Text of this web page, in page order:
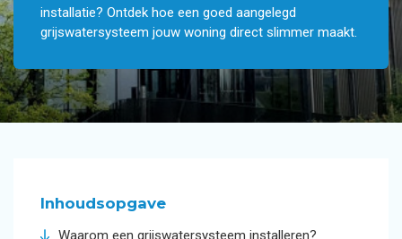
installatie? Ontdek hoe een goed aangelegd
grijswatersysteem jouw woning direct slimmer maakt.
Inhoudsopgave
Waarom een grijswatersysteem installeren?